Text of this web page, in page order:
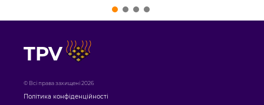
TPV
© Всі права захищені 2026
Політика конфіденційності